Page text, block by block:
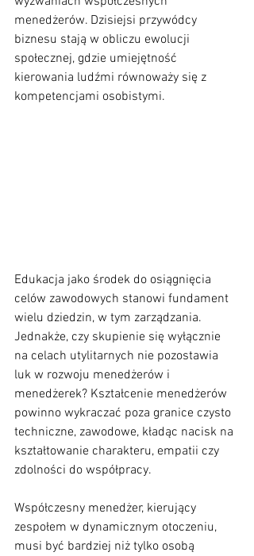
menedżerów. Dzisiejsi przywódcy
biznesu stają w obliczu ewolucji
społecznej, gdzie umiejętność
kierowania ludźmi równoważy się z
kompetencjami osobistymi.
Edukacja jako środek do osiągnięcia
celów zawodowych stanowi fundament
wielu dziedzin, w tym zarządzania.
Jednakże, czy skupienie się wyłącznie
na celach utylitarnych nie pozostawia
luk w rozwoju menedżerów i
menedżerek? Kształcenie menedżerów
powinno wykraczać poza granice czysto
techniczne, zawodowe, kładąc nacisk na
kształtowanie charakteru, empatii czy
zdolności do współpracy.
Współczesny menedżer, kierujący
zespołem w dynamicznym otoczeniu,
musi być bardziej niż tylko osobą